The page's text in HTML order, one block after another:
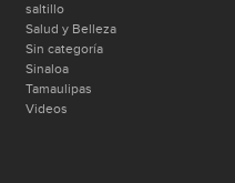
saltillo
Salud y Belleza
Sin categoría
Sinaloa
Tamaulipas
Videos